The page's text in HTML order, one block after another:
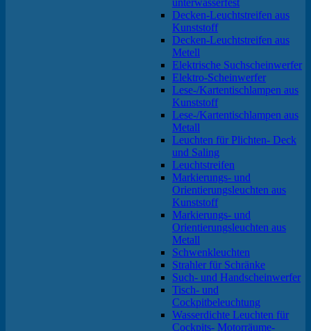
unterwasserfest
Decken-Leuchtstreifen aus
Kunststoff
Decken-Leuchtstreifen aus
Metell
Elektrische Suchscheinwerfer
Elektro-Scheinwerfer
Lese-/Kartentischlampen aus
Kunststoff
Lese-/Kartentischlampen aus
Metall
Leuchten für Plichten- Deck
und Saling
Leuchtstreifen
Markierungs- und
Orientierungsleuchten aus
Kunststoff
Markierungs- und
Orientierungsleuchten aus
Metall
Schwenkleuchten
Strahler für Schränke
Such- und Handscheinwerfer
Tisch- und
Cockpitbeleuchtung
Wasserdichte Leuchten für
Cockpits- Motorräume-